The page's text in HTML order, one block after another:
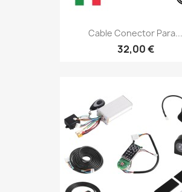
Cable Conector Para...
32,00 €